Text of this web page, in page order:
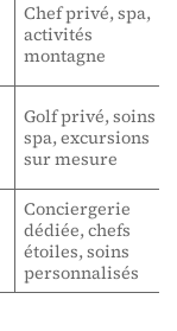
Chef privé, spa,
activités
montagne
Golf privé, soins
spa, excursions
sur mesure
Conciergerie
dédiée, chefs
étoiles, soins
personnalisés